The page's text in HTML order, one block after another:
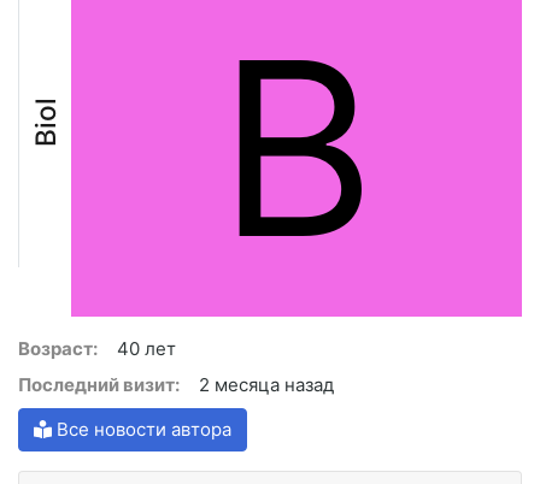
Biol B
Возраст:
40 лет
Последний визит:
2 месяца назад
Все новости автора